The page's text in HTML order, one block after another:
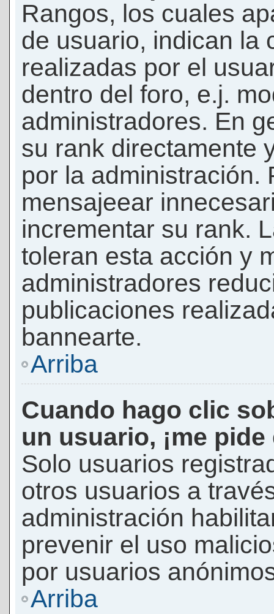
Rangos, los cuales
de usuario, indican la
realizadas por el
dentro del foro, e.j.
administradores. En
su rank directamente
por la administración.
mensajeear
incrementar su rank.
toleran esta acción y
administradores
publicaciones
bannearte.
Arriba
Cuando hago clic
un usuario, ¡me
Solo usuarios
otros usuarios a
administración
prevenir el uso
por usuarios
Arriba